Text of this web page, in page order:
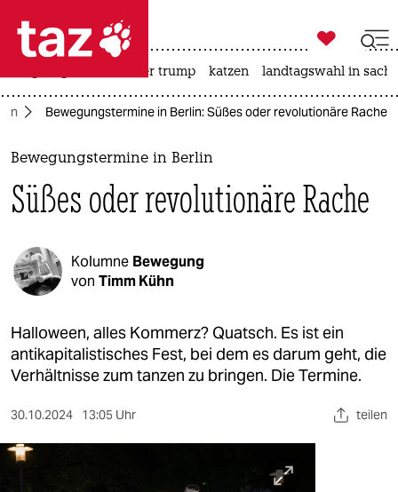
 taz zahl ich
taz zahl ich
themen
politik
öko
gesellschaft
kultur
sport
nord
wahrheit

taz zahl ich
usa unter trump katzen landtagswahl in
Bewegungstermine in Berlin: Süßes oder revolutionäre Rache
Bewegungstermine in Berlin
Süßes oder revolutionäre Rache
Kolumne Bewegung
von Timm Kühn
Halloween, alles Kommerz? Quatsch. Es ist ein
antikapitalistisches Fest, bei dem es darum geht, die
Verhältnisse zum tanzen zu bringen. Die Termine.
30.10.2024 13:05 Uhr teilen